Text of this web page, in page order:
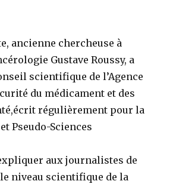
ancienne chercheuse à
Gustave Roussy, a
scientifique de l’Agence
du médicament et des
régulièrement pour la
Pseudo-Sciences
aux journalistes de
niveau scientifique de la